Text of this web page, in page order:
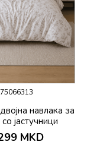
75066313
навлака за
со јастучници
Bueno
MKD